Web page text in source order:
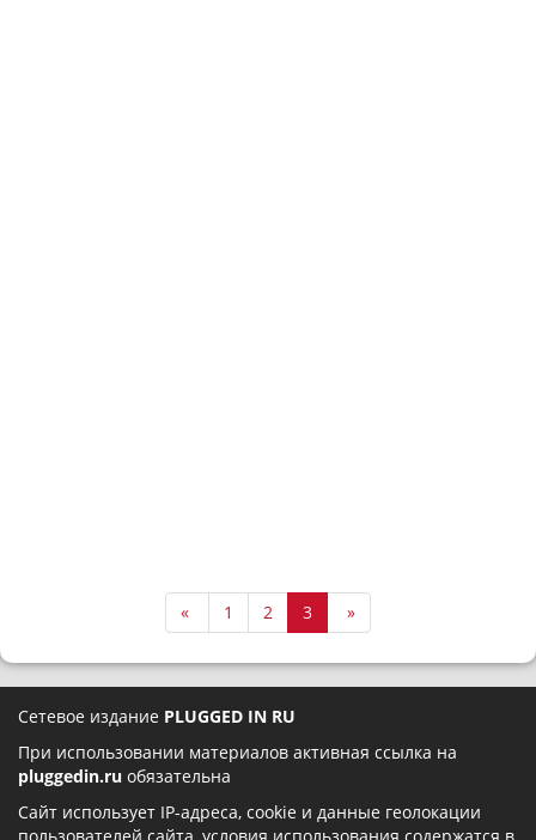
« 1 2 3 »
Сетевое издание PLUGGED IN RU
При использовании материалов активная ссылка на
pluggedin.ru обязательна
Сайт использует IP-адреса, cookie и данные геолокации